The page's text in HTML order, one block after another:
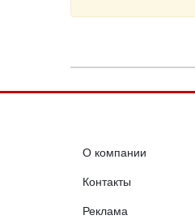
О компании
Контакты
Реклама